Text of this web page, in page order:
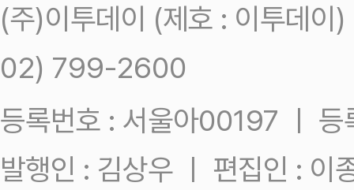
(주)이투데이 (제호 : 이투데
02) 799-2600
등록번호 : 서울아00197 ㅣ
발행인 : 김상우 ㅣ 편집인 : 이